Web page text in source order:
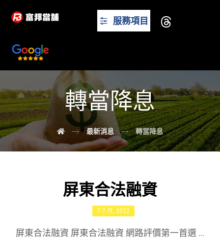
服務項目
轉當降息
最新消息 轉當降息
屏東合法融資
7 7 月, 2022
屏東合法融資 屏東合法融資 網路評價第一首選 ...